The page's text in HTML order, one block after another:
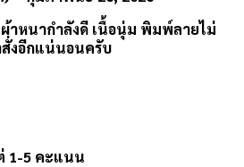
าหนากำลังดี เนื้อนุ่ม พิมพ์ลายไม่
สั่งอีกแน่นอนครับ
1-5 คะแนน